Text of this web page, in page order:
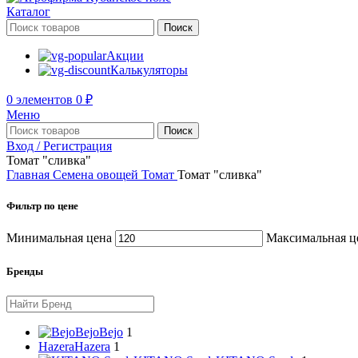
Каталог
Поиск
Акции
Калькуляторы
0 элементов 0 ₽
Меню
Поиск
Вход / Регистрация
Томат "сливка"
Главная Семена овощей Томат Томат "сливка"
Фильтр по цене
Минимальная цена Максимальная
Бренды
BejoBejo 1
HazeraHazera 1